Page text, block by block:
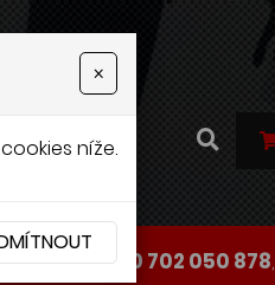
+420 702 050 878,
×
níže.